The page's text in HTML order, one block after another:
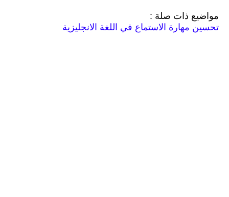
مواضيع ذات صلة :
تحسين مهارة الاستماع في اللغة الانجليزية